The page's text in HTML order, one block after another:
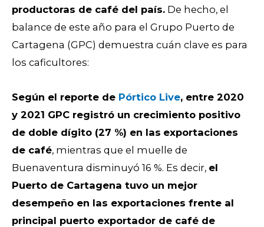
productoras de café del país. De hecho, el
balance de este año para el Grupo Puerto de
Cartagena (GPC) demuestra cuán clave es para
los caficultores:
Según el reporte de Pórtico Live, entre 2020
y 2021 GPC registró un crecimiento positivo
de doble dígito (27 %) en las exportaciones
de café, mientras que el muelle de
Buenaventura disminuyó 16 %. Es decir, el
Puerto de Cartagena tuvo un mejor
desempeño en las exportaciones frente al
principal puerto exportador de café de